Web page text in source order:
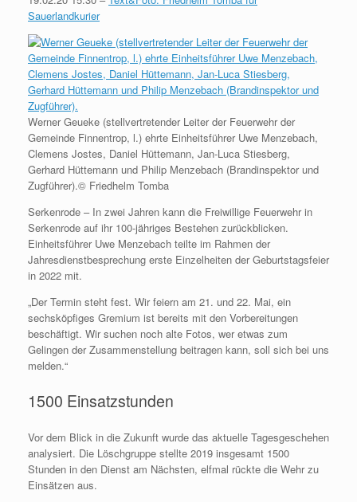
Sauerlandkurier
Werner Geueke (stellvertretender Leiter der Feuerwehr der
Gemeinde Finnentrop, l.) ehrte Einheitsführer Uwe Menzebach,
Clemens Jostes, Daniel Hüttemann, Jan-Luca Stiesberg,
Gerhard Hüttemann und Philip Menzebach (Brandinspektor und
Zugführer).© Friedhelm Tomba
Serkenrode – In zwei Jahren kann die Freiwillige Feuerwehr in
Serkenrode auf ihr 100-jähriges Bestehen zurückblicken.
Einheitsführer Uwe Menzebach teilte im Rahmen der
Jahresdienstbesprechung erste Einzelheiten der Geburtstagsfeier
in 2022 mit.
„Der Termin steht fest. Wir feiern am 21. und 22. Mai, ein
sechsköpfiges Gremium ist bereits mit den Vorbereitungen
beschäftigt. Wir suchen noch alte Fotos, wer etwas zum
Gelingen der Zusammenstellung beitragen kann, soll sich bei uns
melden.“
1500 Einsatzstunden
Vor dem Blick in die Zukunft wurde das aktuelle Tagesgeschehen
analysiert. Die Löschgruppe stellte 2019 insgesamt 1500
Stunden in den Dienst am Nächsten, elfmal rückte die Wehr zu
Einsätzen aus.